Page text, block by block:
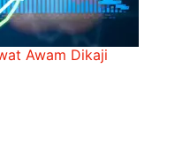
Awam Dikaji